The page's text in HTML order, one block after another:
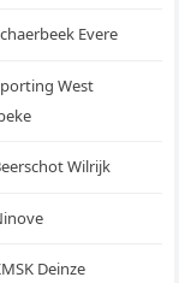
Evere
West
Wilrijk
Deinze